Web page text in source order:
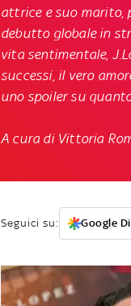
attrice e suo marito,
debutto globale in
vita sentimentale,
successi, il vero
uno spoiler su
A cura di Vittoria
Seguici su: Google